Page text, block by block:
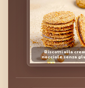
Biscotti alla
nocciole senza